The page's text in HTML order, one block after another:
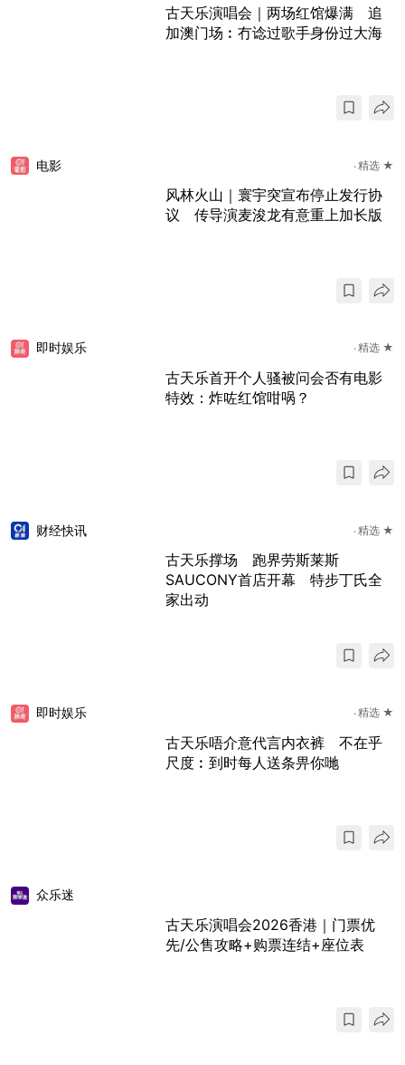
古天乐演唱会｜两场红馆爆满 追
加澳门场︰冇谂过歌手身份过大海
电影 精选 ★
风林火山｜寰宇突宣布停止发行协
议 传导演麦浚龙有意重上加长版
即时娱乐 精选 ★
古天乐首开个人骚被问会否有电影
特效：炸咗红馆咁㖞？
财经快讯 精选 ★
古天乐撑场 跑界劳斯莱斯
SAUCONY首店开幕 特步丁氏全
家出动
即时娱乐 精选 ★
古天乐唔介意代言内衣裤 不在乎
尺度︰到时每人送条畀你哋
众乐迷
古天乐演唱会2026香港｜门票优
先/公售攻略+购票连结+座位表